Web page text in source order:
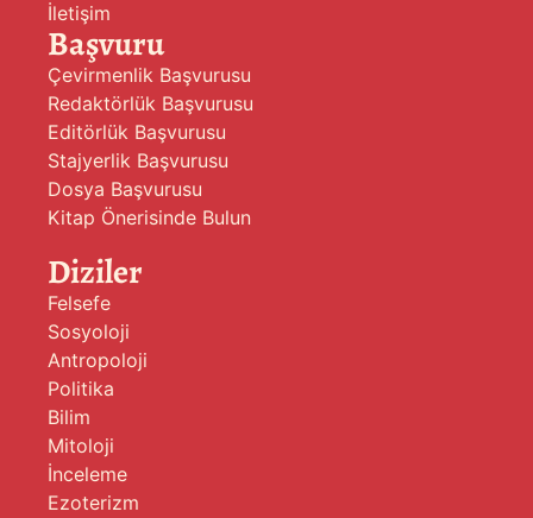
İletişim
Başvuru
Çevirmenlik Başvurusu
Redaktörlük Başvurusu
Editörlük Başvurusu
Stajyerlik Başvurusu
Dosya Başvurusu
Kitap Önerisinde Bulun
Diziler
Felsefe
Sosyoloji
Antropoloji
Politika
Bilim
Mitoloji
İnceleme
Ezoterizm